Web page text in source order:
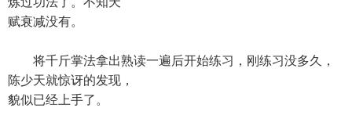
赋衰减没有。
将千斤掌法拿出熟读一遍后开始练习，刚练习没多久，
陈少天就惊讶的发现，
貌似已经上手了。